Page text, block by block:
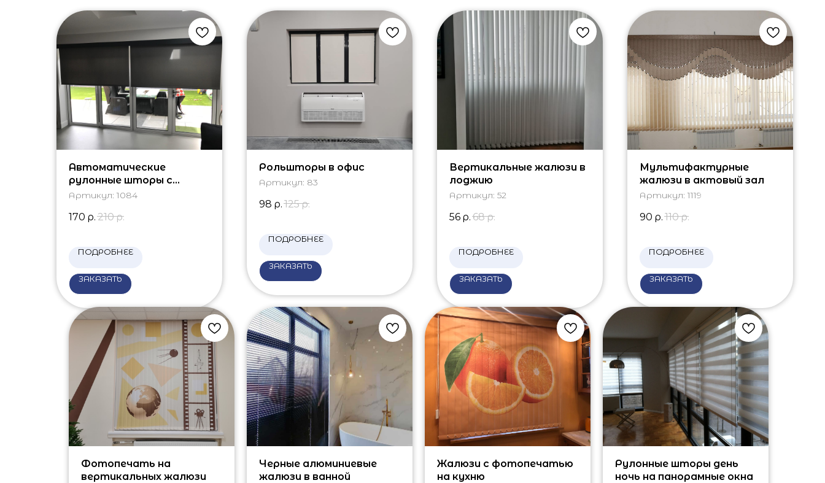
Автоматические
рулонные шторы с
электроприводом
Артикул: 1084
170 р. 210 р.
ПОДРОБНЕЕ
ЗАКАЗАТЬ
Рольшторы в офис
Артикул: 83
98 р. 125 р.
ПОДРОБНЕЕ
ЗАКАЗАТЬ
Вертикальные жалюзи в
лоджию
Артикул: 52
56 р. 68 р.
ПОДРОБНЕЕ
ЗАКАЗАТЬ
Мультифактурные
жалюзи в актовый зал
Артикул: 1119
90 р. 110 р.
ПОДРОБНЕЕ
ЗАКАЗАТЬ
Фотопечать на
вертикальных жалюзи
Черные алюминиевые
жалюзи в ванной
Жалюзи с фотопечатью
на кухню
Рулонные шторы день
ночь на панорамные окна